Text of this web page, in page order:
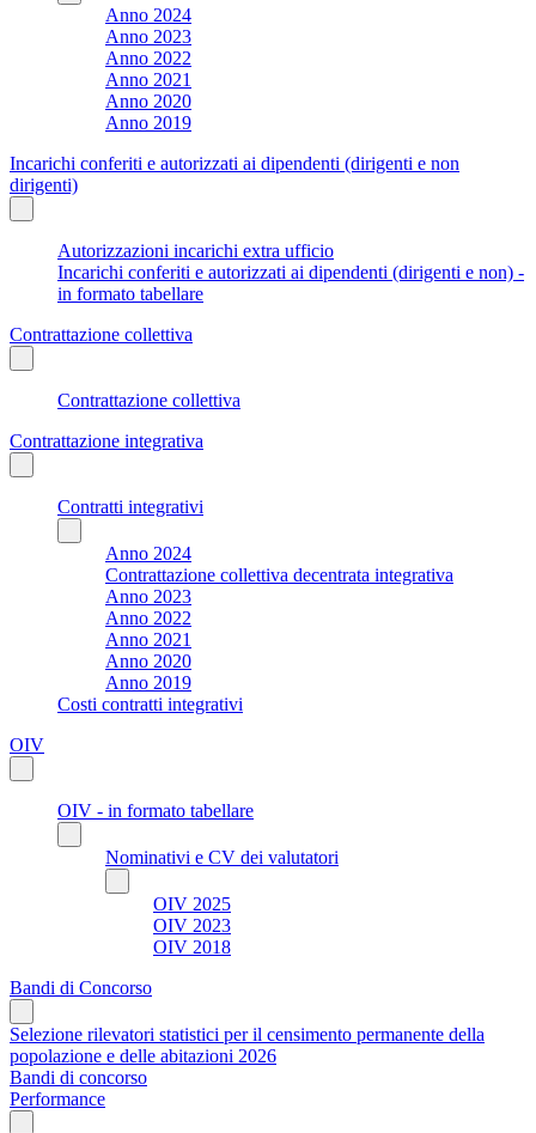
Anno 2024
Anno 2023
Anno 2022
Anno 2021
Anno 2020
Anno 2019
Incarichi conferiti e autorizzati ai dipendenti (dirigenti e non
dirigenti)
Autorizzazioni incarichi extra ufficio
Incarichi conferiti e autorizzati ai dipendenti (dirigenti e non) -
in formato tabellare
Contrattazione collettiva
Contrattazione collettiva
Contrattazione integrativa
Contratti integrativi
Anno 2024
Contrattazione collettiva decentrata integrativa
Anno 2023
Anno 2022
Anno 2021
Anno 2020
Anno 2019
Costi contratti integrativi
OIV
OIV - in formato tabellare
Nominativi e CV dei valutatori
OIV 2025
OIV 2023
OIV 2018
Bandi di Concorso
Selezione rilevatori statistici per il censimento permanente della
popolazione e delle abitazioni 2026
Bandi di concorso
Performance